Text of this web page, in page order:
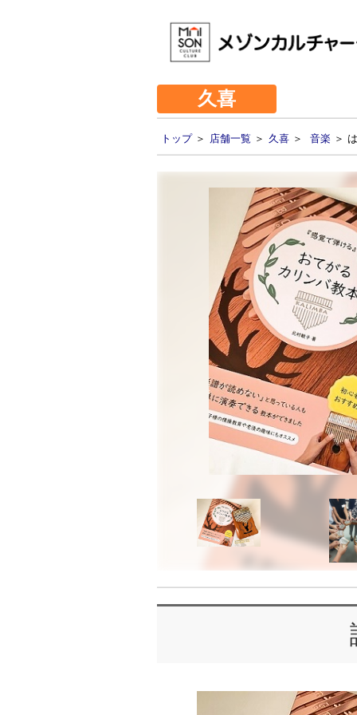
久喜
トップ＞ 店舗一覧 ＞ 久喜 ＞ 音楽 ＞